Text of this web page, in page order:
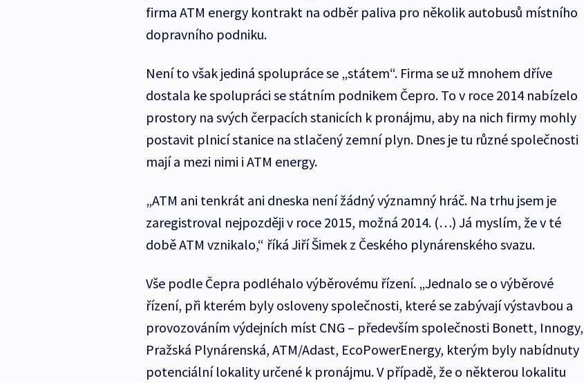
firma ATM energy kontrakt na odběr paliva pro několik autobusů místního
dopravního podniku.
Není to však jediná spolupráce se „státem“. Firma se už mnohem dříve
dostala ke spolupráci se státním podnikem Čepro. To v roce 2014 nabízelo
prostory na svých čerpacích stanicích k pronájmu, aby na nich firmy mohly
postavit plnicí stanice na stlačený zemní plyn. Dnes je tu různé společnosti
mají a mezi nimi i ATM energy.
„ATM ani tenkrát ani dneska není žádný významný hráč. Na trhu jsem je
zaregistroval nejpozději v roce 2015, možná 2014. (…) Já myslím, že v té
době ATM vznikalo,“ říká Jiří Šimek z Českého plynárenského svazu.
Vše podle Čepra podléhalo výběrovému řízení. „Jednalo se o výběrové
řízení, při kterém byly osloveny společnosti, které se zabývají výstavbou a
provozováním výdejních míst CNG – především společnosti Bonett, Innogy,
Pražská Plynárenská, ATM/Adast, EcoPowerEnergy, kterým byly nabídnuty
potenciální lokality určené k pronájmu. V případě, že o některou lokalitu